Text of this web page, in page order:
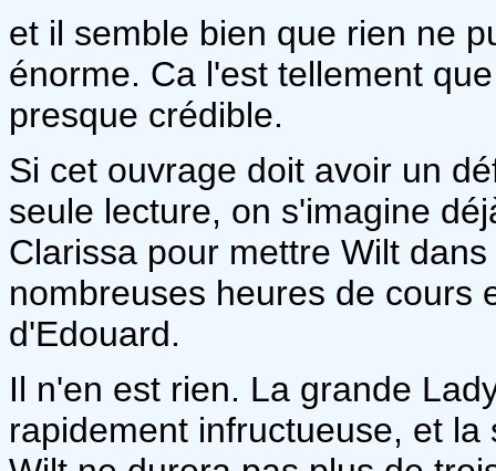
et il semble bien que rien ne
énorme. Ca l'est tellement
presque crédible.
Si cet ouvrage doit avoir un
seule lecture, on s'imagine
Clarissa pour mettre Wilt
nombreuses heures de cours
d'Edouard.
Il n'en est rien. La grande
rapidement infructueuse, et